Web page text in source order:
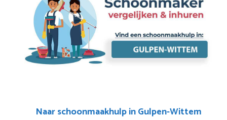
Naar schoonmaakhulp in Gulpen-Wittem